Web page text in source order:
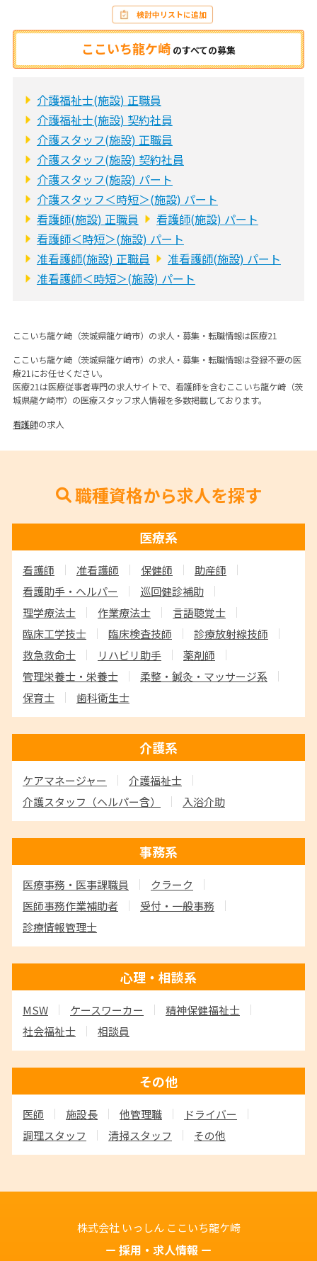
ここいち龍ケ崎 のすべての募集
検討中リストに追加
介護福祉士(施設) 正職員
介護福祉士(施設) 契約社員
介護スタッフ(施設) 正職員
介護スタッフ(施設) 契約社員
介護スタッフ(施設) パート
介護スタッフ＜時短＞(施設) パート
看護師(施設) 正職員
看護師(施設) パート
看護師＜時短＞(施設) パート
准看護師(施設) 正職員
准看護師(施設) パート
准看護師＜時短＞(施設) パート
ここいち龍ケ崎（茨城県龍ケ崎市）の求人・募集・転職情報は医療21
ここいち龍ケ崎（茨城県龍ケ崎市）の求人・募集・転職情報は登録不要の医
療21にお任せください。
医療21は医療従事者専門の求人サイトで、看護師を含むここいち龍ケ崎（茨
城県龍ケ崎市）の医療スタッフ求人情報を多数掲載しております。
看護師の求人
職種資格から求人を探す
医療系
看護師 准看護師 保健師
助産師
看護助手・ヘルパー
巡回健診補助
理学療法士
作業療法士
言語聴覚士
臨床工学技士
臨床検査技師
診療放射線技師
救急救命士
リハビリ助手
薬剤師
管理栄養士・栄養士
柔整・鍼灸・マッサージ系
保育士
歯科衛生士
介護系
ケアマネージャー
介護福祉士
介護スタッフ （ヘルパー含） 入浴介助
事務系
医療事務・医事課職員
クラーク
医師事務作業補助者
受付・一般事務
診療情報管理士
心理・相談系
MSW ケースワーカー
精神保健福祉士
社会福祉士
相談員
その他
医師 施設長 他管理職
ドライバー
調理スタッフ
清掃スタッフ その他
株式会社 いっしん ここいち龍ケ崎
採用・求人情報